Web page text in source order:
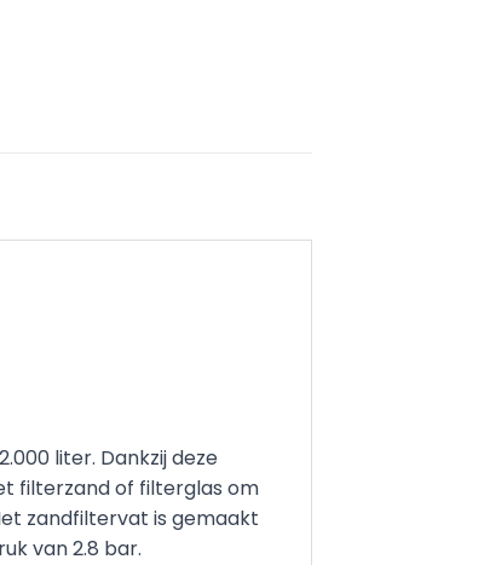
liter. Dankzij deze
filterzand of filterglas om
zandfiltervat is gemaakt
van 2.8 bar.